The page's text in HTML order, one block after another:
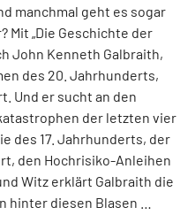
manchmal geht es sogar
Mit „Die Geschichte der
John Kenneth Galbraith,
des 20. Jahrhunderts,
Und er sucht an den
der letzten vier
des 17. Jahrhunderts, der
den Hochrisiko-Anleihen
Witz erklärt Gal­braith die
hinter diesen Blasen …